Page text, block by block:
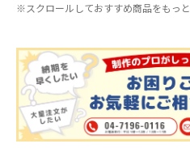
です。透明度が高く美しいアクリル
ー、ネームホルダーでオリジナルの
ホルダーはデザイン次第でどんなシ
ーンでもマッチします。ヘッダー部
分はダイカットでデザインにあわせ
た自由な形状で制作することができ
ます。また長さ調整と安全機能が付
いたネックストラップが標準で付属
※スクロールしておすすめ商品をもっ